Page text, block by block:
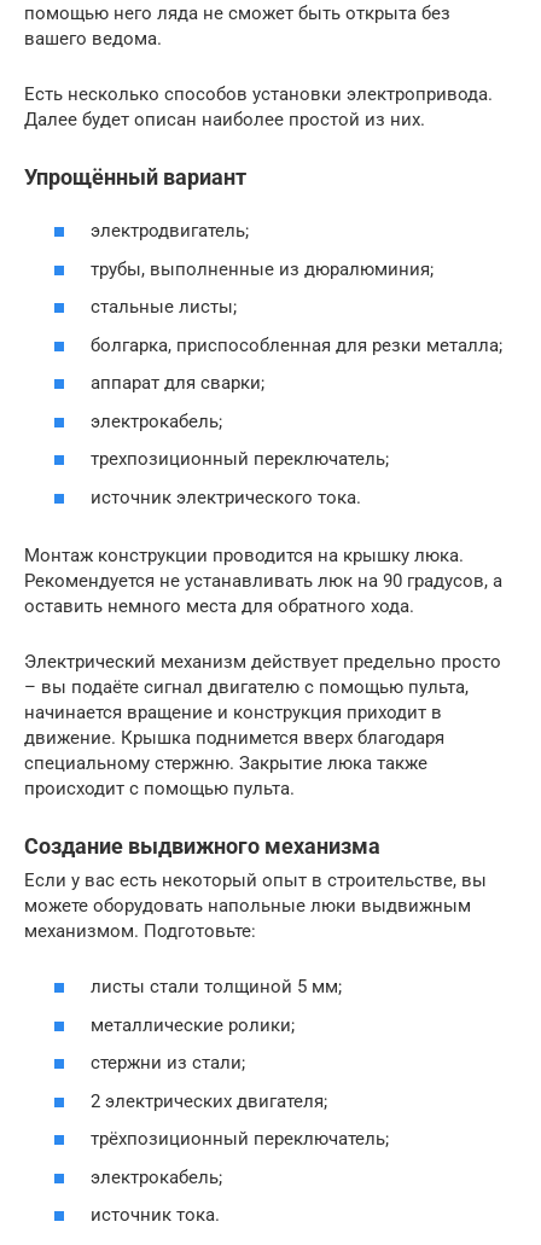
помощью него ляда не сможет быть открыта без
вашего ведома.
Есть несколько способов установки электропривода.
Далее будет описан наиболее простой из них.
Упрощённый вариант
электродвигатель;
трубы, выполненные из дюралюминия;
стальные листы;
болгарка, приспособленная для резки металла;
аппарат для сварки;
электрокабель;
трехпозиционный переключатель;
источник электрического тока.
Монтаж конструкции проводится на крышку люка.
Рекомендуется не устанавливать люк на 90 градусов, а
оставить немного места для обратного хода.
Электрический механизм действует предельно просто
– вы подаёте сигнал двигателю с помощью пульта,
начинается вращение и конструкция приходит в
движение. Крышка поднимется вверх благодаря
специальному стержню. Закрытие люка также
происходит с помощью пульта.
Создание выдвижного механизма
Если у вас есть некоторый опыт в строительстве, вы
можете оборудовать напольные люки выдвижным
механизмом. Подготовьте:
листы стали толщиной 5 мм;
металлические ролики;
стержни из стали;
2 электрических двигателя;
трёхпозиционный переключатель;
электрокабель;
источник тока.